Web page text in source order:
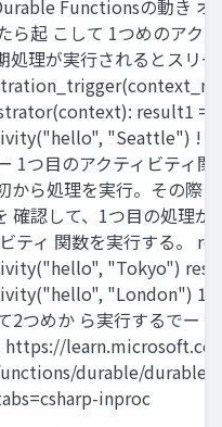
Functionsの動き オ
ら起 こして 1つめのアク
処理が実行されるとスリ
result1 =
"Seattle") ! 終
1つ目のアクティビティ
から処理を実行。その際
確認して、1つ目の処理が
ティ 関数を実行する。
"Tokyo")
"London") 1
2つめか ら実行するでー
durable/durable-
inproc